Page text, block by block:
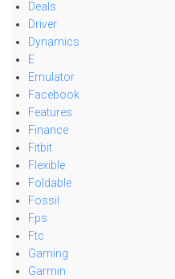
Deals
Driver
Dynamics
E
Emulator
Facebook
Features
Finance
Fitbit
Flexible
Foldable
Fossil
Fps
Ftc
Gaming
Garmin